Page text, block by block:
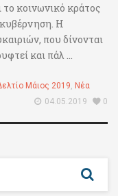
το κοινωνικό κράτος
Η
που δίνονται
και πάλ ...
Μάιος 2019, Νέα
04.05.2019
0